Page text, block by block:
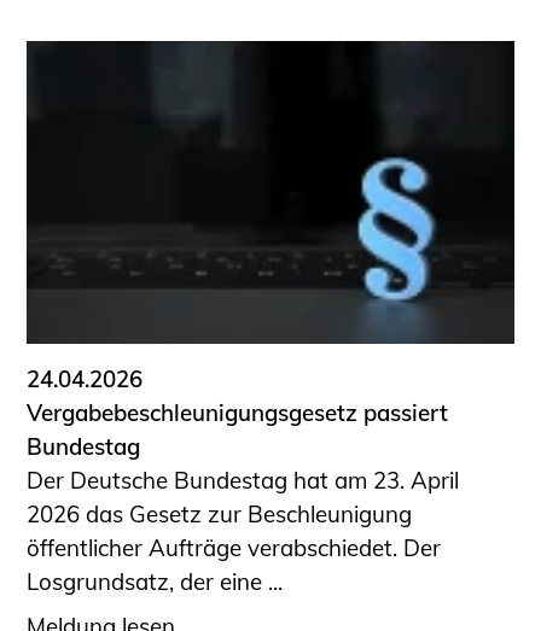
24.04.2026
Vergabebeschleunigungsgesetz passiert
Bundestag
Der Deutsche Bundestag hat am 23. April
2026 das Gesetz zur Beschleunigung
öffentlicher Aufträge verabschiedet. Der
Losgrundsatz, der eine ...